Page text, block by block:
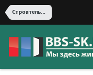
Строительство и ремонт